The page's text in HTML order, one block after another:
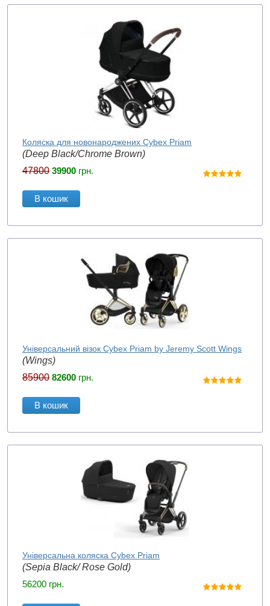
Коляска для новонароджених Cybex Priam
(Deep Black/Chrome Brown)
47800 39900 грн.
В кошик
Універсальний візок Cybex Priam by Jeremy Scott Wings
(Wings)
85900 82600 грн.
В кошик
Універсальна коляска Cybex Priam
(Sepia Black/ Rose Gold)
56200 грн.